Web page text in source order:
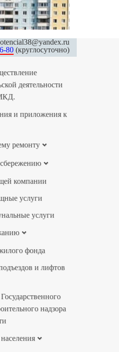
80 (круглосуточно)
деятельности
и приложения к
ремонту
компании
услуги
услуги
фонда
и лифтов
надзора